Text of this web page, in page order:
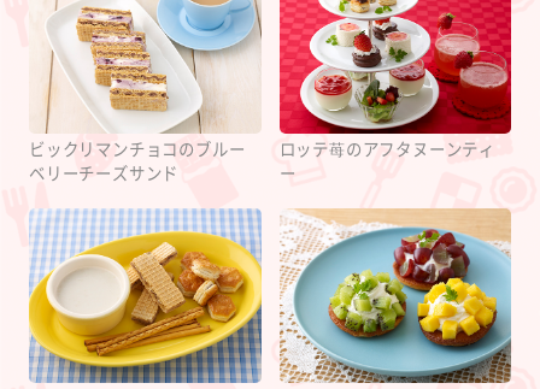
ビックリマンチョコのブルー
ベリーチーズサンド
ロッテ苺のアフタヌーンティ
ー